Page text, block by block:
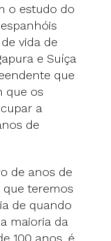
o estudo do
vida de
e Suíça
que
que os
a
de
de anos de
teremos
de quando
maioria da
100 anos, é